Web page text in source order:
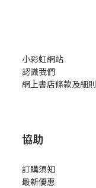
小彩虹網站
認識我們
網上書店條款及細則
協助
訂購須知
最新優惠